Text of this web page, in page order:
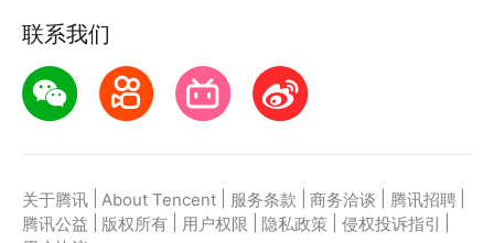
第一步：点击下载应用宝客户端，第二步：一键登录，
第三步：直接拉起微信小游戏玩梗很烧脑畅玩
联系我们
关于腾讯 About Tencent 服务条款 商务洽谈 腾讯招聘
腾讯公益
版权所有 用户权限 隐私政策 侵权投诉指引